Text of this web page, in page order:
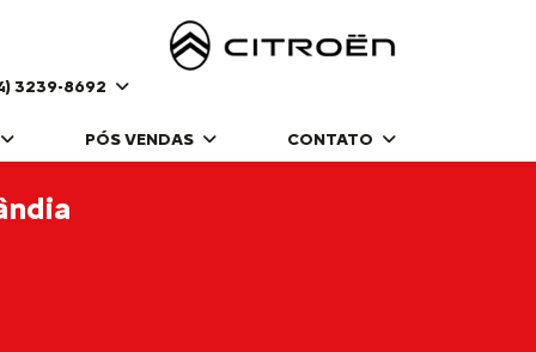
3239-8692
PÓS VENDAS CONTATO